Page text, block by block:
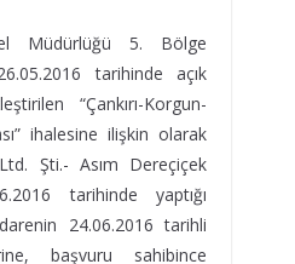
Müdürlüğü 5. Bölge
tarihinde açık
“Çankırı-Korgun-
ihalesine ilişkin olarak
Şti.- Asım Dereçiçek
tarihinde yaptığı
24.06.2016 tarihli
başvuru sahibince